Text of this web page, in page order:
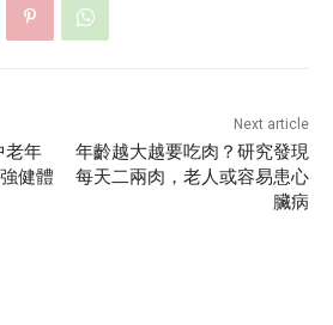
老年
健體
Next article
年齡越大越要吃肉？研究發現
每天二兩肉，老人或容易患心
臟病